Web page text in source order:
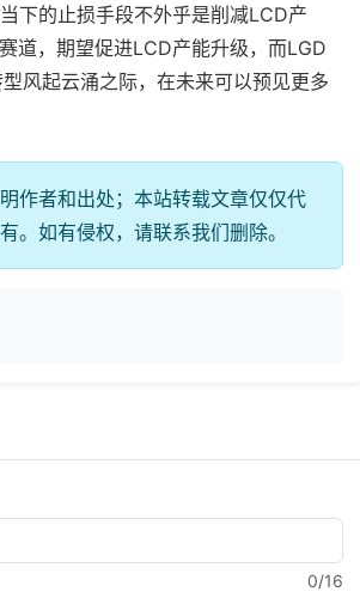
下的止损手段不外乎是削减LCD产
道，期望促进LCD产能升级，而LGD
风起云涌之际，在未来可以预见更多
作者和出处；本站转载文章仅仅代
。如有侵权，请联系我们删除。
0/16